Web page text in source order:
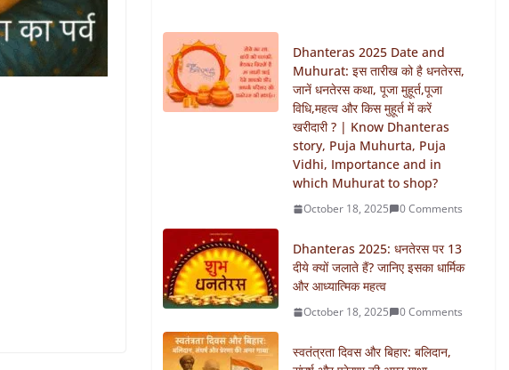
Dhanteras 2025 Date and
Muhurat: इस तारीख को है धनतेरस,
जानें धनतेरस कथा, पूजा मुहूर्त,पूजा
विधि,महत्व और किस मुहूर्त में करें
खरीदारी ? | Know Dhanteras
story, Puja Muhurta, Puja
Vidhi, Importance and in
which Muhurat to shop?
October 18, 2025 0 Comments
Dhanteras 2025: धनतेरस पर 13
दीये क्यों जलाते हैं? जानिए इसका धार्मिक
और आध्यात्मिक महत्व
October 18, 2025 0 Comments
स्वतंत्रता दिवस और बिहार: बलिदान,